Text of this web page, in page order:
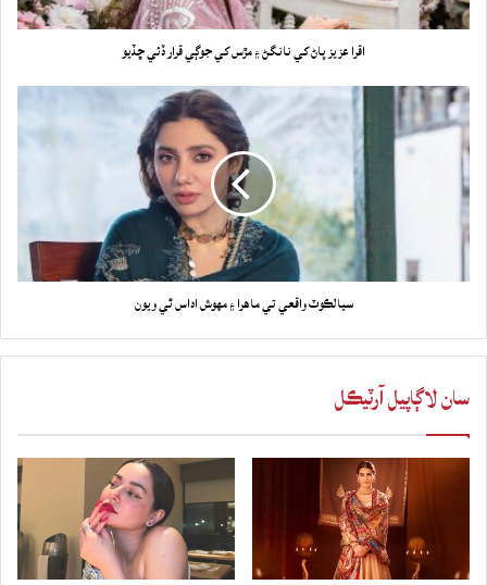
اقرا عزيز پاڻ کي نانگڻ ۽ مڙس کي جوڳي قرار ڏئي ڇڏيو
سيالڪوٽ واقعي تي ماهرا ۽ مهوش اداس ٿي ويون
سان لاڳاپيل آرٽيڪل